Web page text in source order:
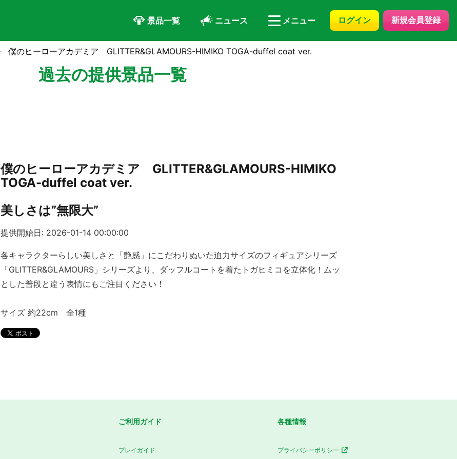
景品一覧 ニュース メニュー ログイン 新規会員登録
僕のヒーローアカデミア GLITTER&GLAMOURS-HIMIKO TOGA-duffel coat ver.
過去の提供景品一覧
僕のヒーローアカデミア GLITTER&GLAMOURS-HIMIKO
TOGA-duffel coat ver.
美しさは”無限大”
提供開始日: 2026-01-14 00:00:00
各キャラクターらしい美しさと「艶感」にこだわりぬいた迫力サイズのフィギュアシリーズ
「GLITTER&GLAMOURS」シリーズより、ダッフルコートを着たトガヒミコを立体化！ムッ
とした普段と違う表情にもご注目ください！
サイズ 約22cm 全1種
ご利用ガイド
プレイガイド
各種情報
プライバシーポリシー